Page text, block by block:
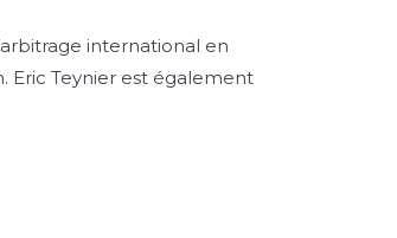
international en
Eric Teynier est également